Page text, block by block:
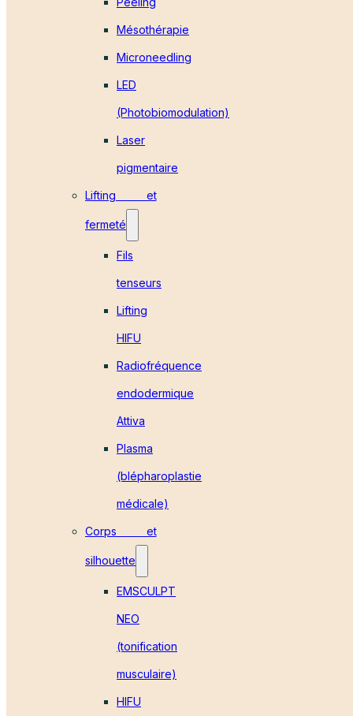
Mésothérapie
Microneedling
LED
(Photobiomodulation)
Laser
pigmentaire
Lifting et
fermeté
Fils
tenseurs
Lifting
HIFU
Radiofréquence
endodermique
Attiva
Plasma
(blépharoplastie
médicale)
Corps et
silhouette
EMSCULPT
NEO
(tonification
musculaire)
HIFU